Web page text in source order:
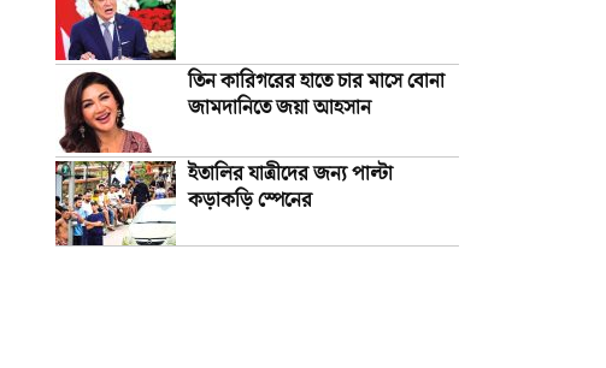
তিন কারিগরের হাতে চার মাসে বোনা
জামদানিতে জয়া আহসান
ইতালির যাত্রীদের জন্য পাল্টা
কড়াকড়ি স্পেনের